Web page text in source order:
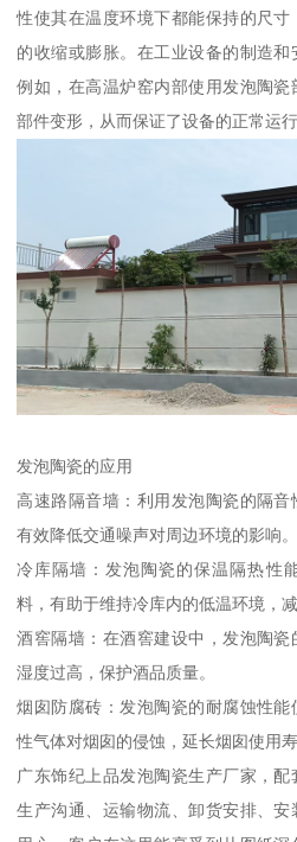
性使其在温度环境下都能保持的尺
的收缩或膨胀。在工业设备的制造和
例如，在高温炉窑内部使用发泡陶
部件变形，从而保证了设备的正常运行
发泡陶瓷的应用
高速路隔音墙：利用发泡陶瓷的隔音
有效降低交通噪声对周边环境的影响。
冷库隔墙：发泡陶瓷的保温隔热性
料，有助于维持冷库内的低温环境，减
酒窖隔墙：在酒窖建设中，发泡陶
湿度过高，保护酒品质量。
烟囱防腐砖：发泡陶瓷的耐腐蚀性
性气体对烟囱的侵蚀，延长烟囱使用寿
广东饰纪上品发泡陶瓷生产厂家，配
生产沟通、运输物流、卸货安排、